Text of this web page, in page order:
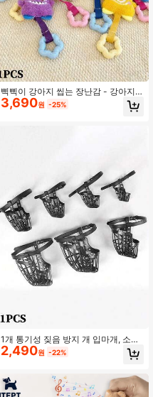
삑삑이 강아지 씹는 장난감 - 강아지
치아 씹는 장난감 - 치석 조절, 치아 세
정, 강아지의 자연스러운 씹는 본능 충
3,690원 -25%
1개 통기성 짖음 방지 개 입마개, 소형
및 대형견용 조절 가능하고 편안한 메
시 케이지 입마개 (랜덤 색상)
2,490원 -22%